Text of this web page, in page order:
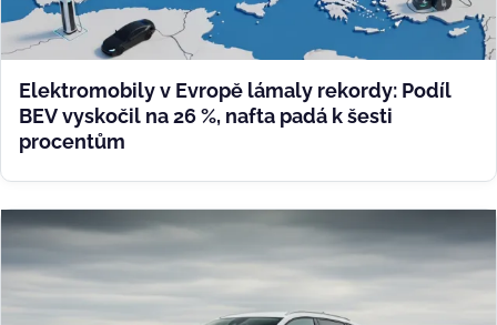
Elektromobily v Evropě lámaly rekordy: Podíl
BEV vyskočil na 26 %, nafta padá k šesti
procentům